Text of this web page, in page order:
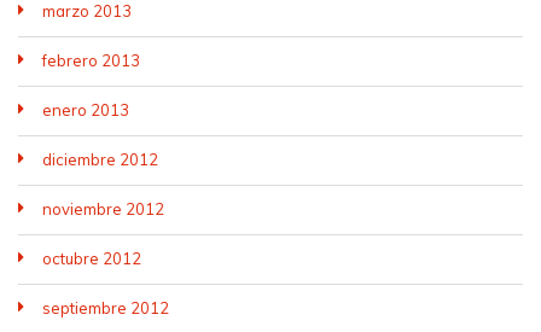
marzo 2013
febrero 2013
enero 2013
diciembre 2012
noviembre 2012
octubre 2012
septiembre 2012